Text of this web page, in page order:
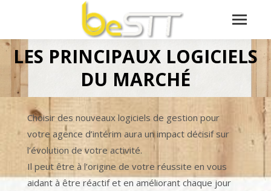
LES PRINCIPAUX LOGICIELS
DU MARCHÉ
Choisir des nouveaux logiciels de gestion pour
votre agence d’intérim aura un impact décisif sur
l’évolution de votre activité.
Il peut être à l’origine de votre réussite en vous
aidant à être réactif et en améliorant chaque jour